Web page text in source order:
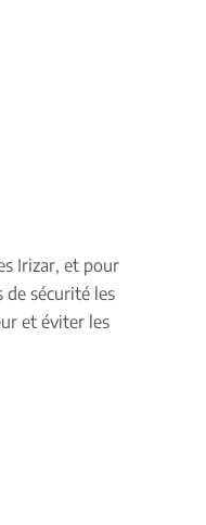
Irizar, et pour
de sécurité les
et éviter les